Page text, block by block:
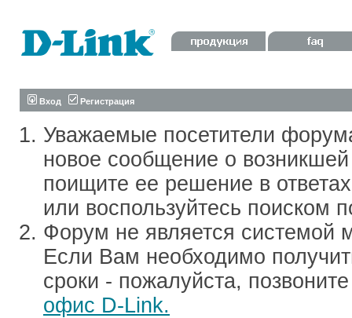
Вход Регистрация
Уважаемые посетители
новое сообщение о
поищите ее решение в
или воспользуйтесь поиском
Форум не является системой
Если Вам необходимо
сроки - пожалуйста,
офис D-Link.